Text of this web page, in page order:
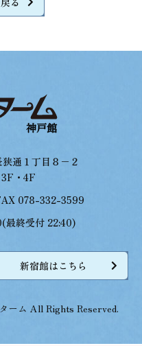
狭通１丁目８−２
3F・4F
078-332-3599
最終受付 22:40)
新宿館はこちら
ーム All Rights Reserved.